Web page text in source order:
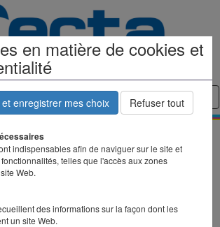
en matière de cookies et
enregistrer mes choix Refuser tout
indispensables afin de naviguer sur le site et
telles que l'accès aux zones
Web.
des informations sur la façon dont les
un site Web.
Matériels de coupe